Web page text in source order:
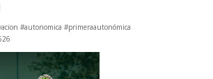
#autonomica #primeraautonómica